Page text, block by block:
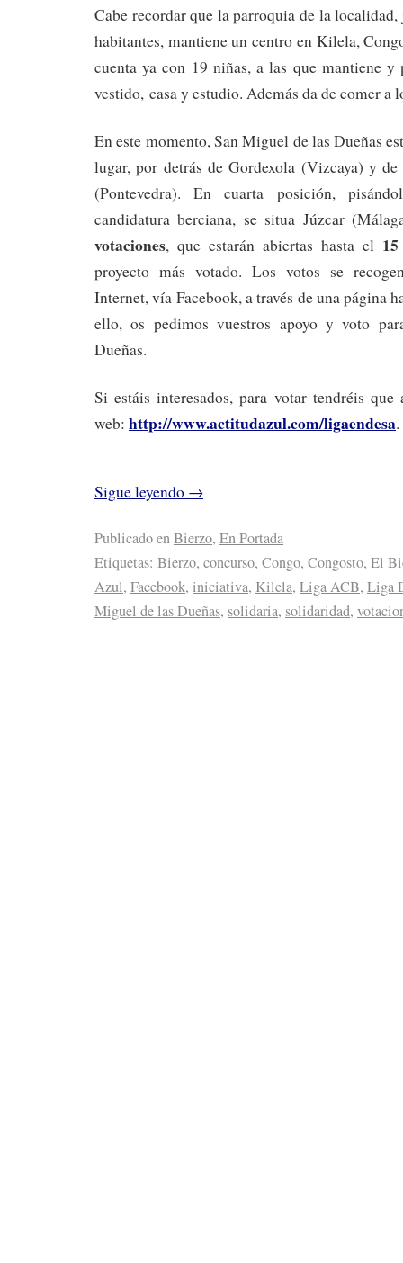
Cabe recordar que la parroquia de la
habitantes, mantiene un centro en Kilela,
cuenta ya con 19 niñas, a las que mantiene y
vestido, casa y estudio. Además da de comer a
En este momento, San Miguel de las Dueñas
lugar, por detrás de Gordexola (Vizcaya) y
(Pontevedra). En cuarta posición,
candidatura berciana, se situa Júzcar
votaciones, que estarán abiertas hasta el
proyecto más votado. Los votos se
Internet, vía Facebook, a través de una página
ello, os pedimos vuestros apoyo y voto
Dueñas.
Si estáis interesados, para votar tendréis que
web: http://www.actitudazul.com/ligaendesa.
Sigue leyendo →
Publicado enBierzo, En Portada
Etiquetas: Bierzo, concurso, Congo, Congosto, El
Azul, Facebook, iniciativa, Kilela, Liga ACB, Liga
Miguel de las Dueñas, solidaria, solidaridad,